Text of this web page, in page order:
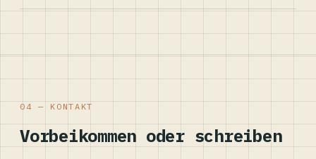
04 — KONTAKT
Vorbeikommen oder schreiben